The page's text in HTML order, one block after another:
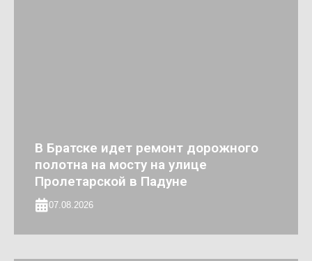
В Братске идет ремонт дорожного
полотна на мосту на улице
Пролетарской в Падуне
07.08.2026